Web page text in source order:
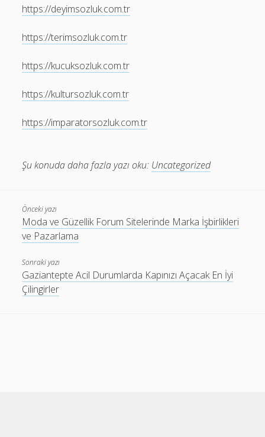
https://deyimsozluk.com.tr
https://terimsozluk.com.tr
https://kucuksozluk.com.tr
https://kultursozluk.com.tr
https://imparatorsozluk.com.tr
Şu konuda daha fazla yazı oku: Uncategorized
Önceki yazı
Moda ve Güzellik Forum Sitelerinde Marka İşbirlikleri
ve Pazarlama
Sonraki yazı
Gaziantepte Acil Durumlarda Kapınızı Açacak En İyi
Çilingirler